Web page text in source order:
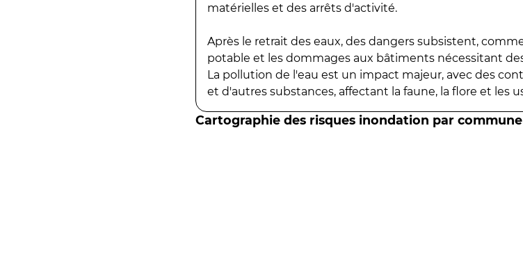
matérielles et des arrêts d'activité.
Après le retrait des eaux, des dangers subsistent,
potable et les dommages aux bâtiments nécessitant
La pollution de l'eau est un impact majeur, avec des
et d'autres substances, affectant la faune, la flore et les
Cartographie des risques inondation par commune